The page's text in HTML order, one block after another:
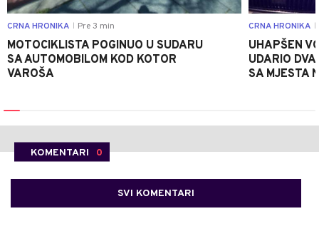
CRNA HRONIKA Pre 3 min
MOTOCIKLISTA POGINUO U SUDARU
SA AUTOMOBILOM KOD KOTOR
VAROŠA
CRNA HRONIKA
UHAPŠEN
UDARIO
SA MJESTA
KOMENTARI 0
SVI KOMENTARI